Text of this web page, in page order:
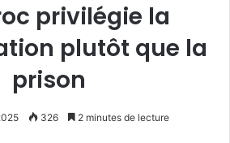
privilégie la
plutôt que la
prison
326 2 minutes de lecture